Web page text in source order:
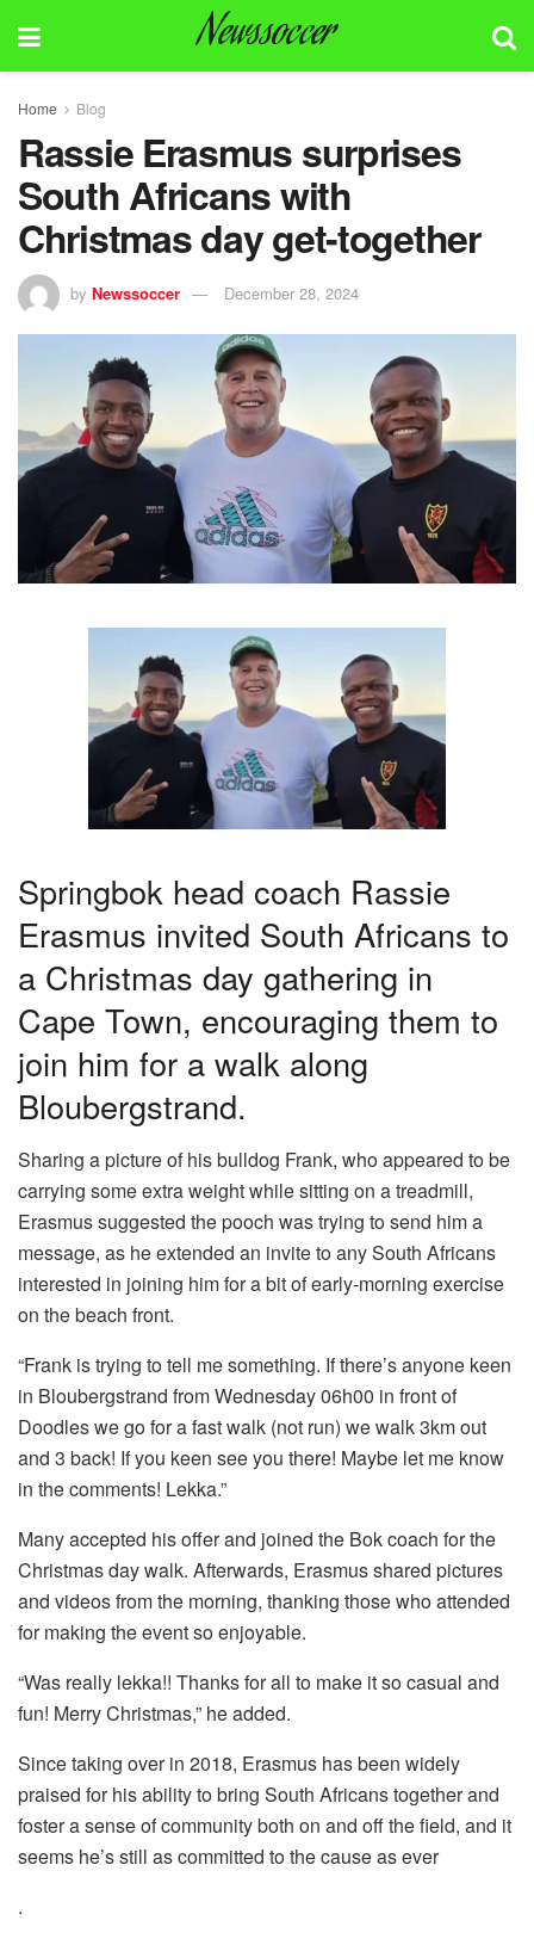
Newssoccer
Home Blog
Rassie Erasmus surprises
South Africans with
Christmas day get-together
by Newssoccer December 28, 2024
Springbok head coach Rassie
Erasmus invited South Africans to
a Christmas day gathering in
Cape Town, encouraging them to
join him for a walk along
Bloubergstrand.
Sharing a picture of his bulldog Frank, who appeared to be
carrying some extra weight while sitting on a treadmill,
Erasmus suggested the pooch was trying to send him a
message, as he extended an invite to any South Africans
interested in joining him for a bit of early-morning exercise
on the beach front.
“Frank is trying to tell me something. If there’s anyone keen
in Bloubergstrand from Wednesday 06h00 in front of
Doodles we go for a fast walk (not run) we walk 3km out
and 3 back! If you keen see you there! Maybe let me know
in the comments! Lekka.”
Many accepted his offer and joined the Bok coach for the
Christmas day walk. Afterwards, Erasmus shared pictures
and videos from the morning, thanking those who attended
for making the event so enjoyable.
“Was really lekka!! Thanks for all to make it so casual and
fun! Merry Christmas,” he added.
Since taking over in 2018, Erasmus has been widely
praised for his ability to bring South Africans together and
foster a sense of community both on and off the field, and it
seems he’s still as committed to the cause as ever
.